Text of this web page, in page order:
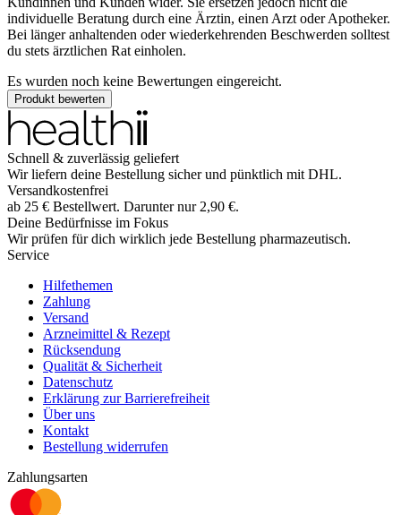
individuelle Beratung durch eine Ärztin, einen Arzt oder Apotheker.
Bei länger anhaltenden oder wiederkehrenden Beschwerden solltest
du stets ärztlichen Rat einholen.
Es wurden noch keine Bewertungen eingereicht.
Produkt bewerten
Schnell & zuverlässig geliefert
Wir liefern deine Bestellung sicher und pünktlich mit DHL.
Versandkostenfrei
ab 25 € Bestellwert. Darunter nur 2,90 €.
Deine Bedürfnisse im Fokus
Wir prüfen für dich wirklich jede Bestellung pharmazeutisch.
Service
Hilfethemen
Zahlung
Versand
Arzneimittel & Rezept
Rücksendung
Qualität & Sicherheit
Datenschutz
Erklärung zur Barrierefreiheit
Über uns
Kontakt
Bestellung widerrufen
Zahlungsarten